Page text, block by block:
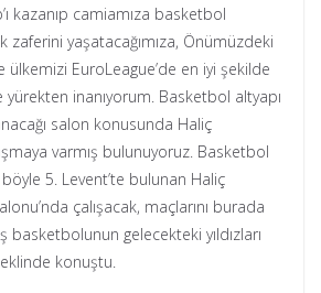
kazanıp camiamıza basketbol
zaferini yaşatacağımıza, Önümüzdeki
ülkemizi EuroLeague’de en iyi şekilde
inanıyorum. Basketbol altyapı
salon konusunda Haliç
varmış bulunuyoruz. Basketbol
5. Levent’te bulunan Haliç
çalışacak, maçlarını burada
basketbolunun gelecekteki yıldızları
konuştu.